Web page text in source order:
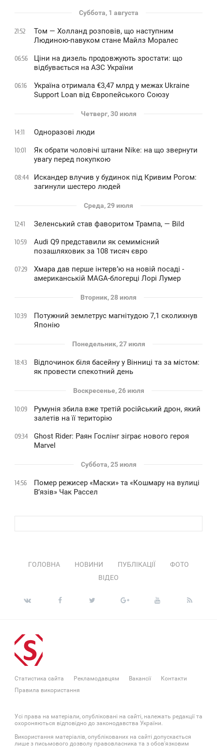
Суббота, 1 августа
21:52
Том — Холланд розповів, що наступним
Людиною-павуком стане Майлз Моралес
06:56
Ціни на дизель продовжують зростати: що
відбувається на АЗС України
06:16
Україна отримала €3,47 млрд у межах Ukraine
Support Loan від Європейського Союзу
Четверг, 30 июля
14:11 Одноразові люди
10:01
Як обрати чоловічі штани Nike: на що звернути
увагу перед покупкою
08:44
Искандер влучив у будинок під Кривим Рогом:
загинули шестеро людей
Среда, 29 июля
12:41 Зеленський став фаворитом Трампа, — Bild
10:59
Audi Q9 представили як семимісний
позашляховик за 108 тисяч євро
07:29
Хмара дав перше інтервʼю на новій посаді -
американській MAGA-блогерці Лорі Лумер
Вторник, 28 июля
10:39
Потужний землетрус магнітудою 7,1 сколихнув
Японію
Понедельник, 27 июля
18:43
Відпочинок біля басейну у Вінниці та за містом:
як провести спекотний день
Воскресенье, 26 июля
10:09
Румунія збила вже третій російський дрон, який
залетів на її територію
09:34
Ghost Rider: Раян Гослінг зіграє нового героя
Marvel
Суббота, 25 июля
14:56
Помер режисер «Маски» та «Кошмару на вулиці
В’язів» Чак Рассел
ГОЛОВНА НОВИНИ ПУБЛІКАЦІЇ
ФОТО
ВІДЕО
Статистика сайта Рекламодавцям Вакансії
Контакти
Правила використання
Усі права на матеріали, опубліковані на сайті, належать редакції та
охороняються відповідно до законодавства України.
Використання матеріалів, опублікованих на сайті допускається
лише з письмового дозволу правовласника та з обов'язковим